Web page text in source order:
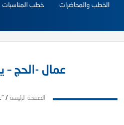
الخطب والمحاضرات خطب المناسبات
عمال -الحج –
الصفحة الرئيسة /